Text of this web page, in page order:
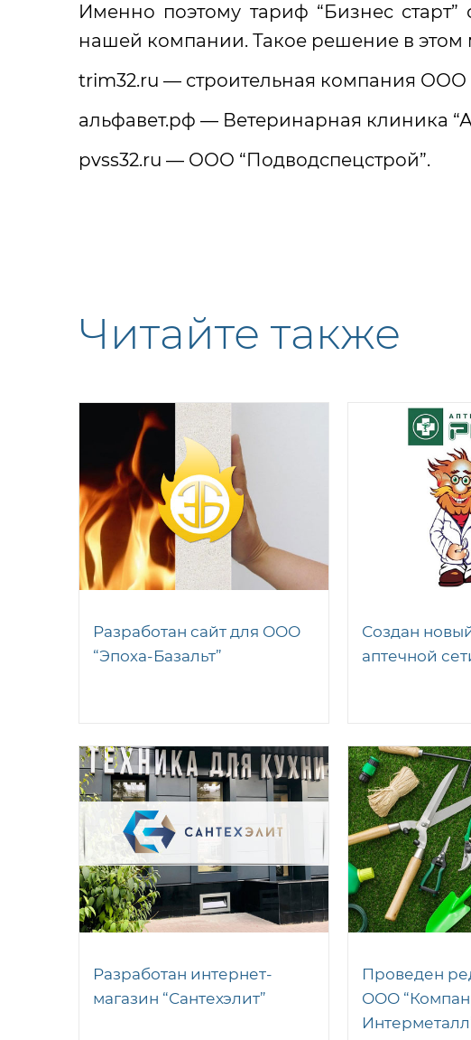
Именно поэтому тариф “Бизнес
нашей компании. Такое решение в
trim32.ru — строительная компания ООО
альфавет.рф — Ветеринарная клиника
pvss32.ru — ООО “Подводспецстрой”.
Читайте также
Разработан сайт для ООО
“Эпоха-Базальт”
Создан
аптечной
Разработан интернет-
магазин “Сантехэлит”
Проведен
ООО